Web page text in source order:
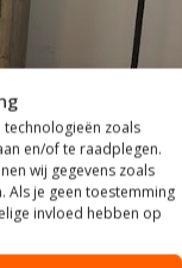
zoals
en/of te raadplegen.
wij gegevens zoals
Als je geen toestemming
invloed hebben op